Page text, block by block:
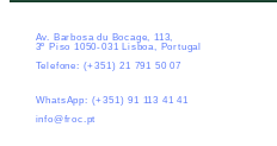
Av. Barbosa du Bocage, 113,
3º Piso 1050-031 Lisboa, Portugal
Telefone: (+351) 21 791 50 07
WhatsApp: (+351) 91 113 41 41
info@froc.pt